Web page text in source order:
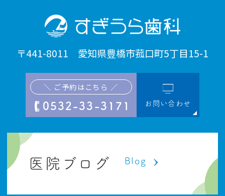
〒441-8011 愛知県豊橋市菰口町5丁目15-1
＼ ご予約はこちら ／
0532-33-3171 お問い合わせ
医院ブログ Blog